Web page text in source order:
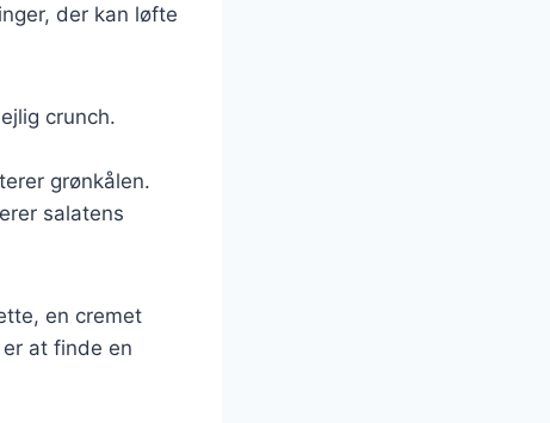
der kan løfte
crunch.
grønkålen.
salatens
en cremet
at finde en